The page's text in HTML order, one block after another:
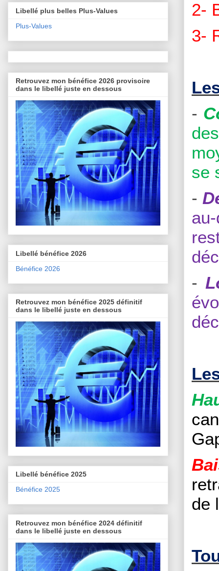
2-
3-
-
se
-
-
de
Libellé plus belles Plus-Values
Plus-Values
Retrouvez mon bénéfice 2026 provisoire
dans le libellé juste en dessous
Libellé bénéfice 2026
Bénéfice 2026
Retrouvez mon bénéfice 2025 définitif
dans le libellé juste en dessous
Libellé bénéfice 2025
Bénéfice 2025
Retrouvez mon bénéfice 2024 définitif
dans le libellé juste en dessous